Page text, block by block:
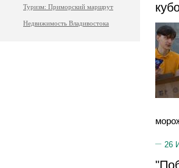
Туризм: Приморский маршрут
Недвижимость Владивостока
26